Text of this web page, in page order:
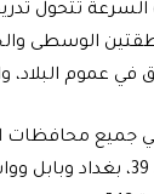
السرعة تتحول
البلاد، والرؤية